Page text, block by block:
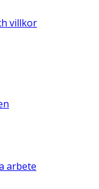
villkor
arbete